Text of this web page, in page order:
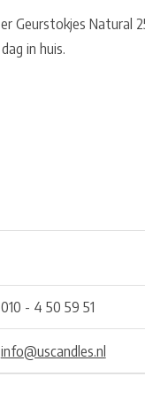
Geurstokjes Natural
in huis.
010 - 4 50 59 51
info@uscandles.nl